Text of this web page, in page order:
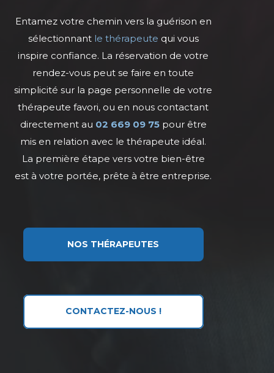
Entamez votre chemin vers la guérison en
sélectionnant le thérapeute qui vous
inspire confiance. La réservation de votre
rendez-vous peut se faire en toute
simplicité sur la page personnelle de votre
thérapeute favori, ou en nous contactant
directement au 02 669 09 75pour être
mis en relation avec le thérapeute idéal.
La première étape vers votre bien-être
est à votre portée, prête à être entreprise.
NOS THÉRAPEUTES
CONTACTEZ-NOUS !